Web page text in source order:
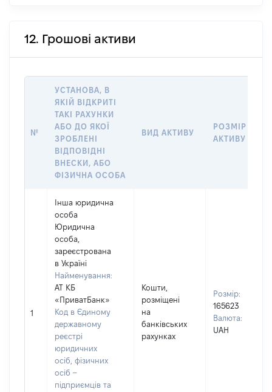
12. Грошові активи
№
УСТАНОВА, В
ЯКІЙ ВІДКРИТІ
ТАКІ РАХУНКИ
АБО ДО ЯКОЇ
ЗРОБЛЕНІ
ВІДПОВІДНІ
ВНЕСКИ, АБО
ФІЗИЧНА ОСОБА
ВИД АКТИВУ
РОЗМІР
АКТИВУ
1
Інша юридична
особа
Юридична
особа,
зареєстрована
в Україні
Найменування:
АТ КБ
«ПриватБанк»
Код в Єдиному
державному
реєстрі
юридичних
осіб, фізичних
осіб –
підприємців та
Кошти,
розміщені
на
банківських
рахунках
Розмір:
165623
Валюта:
UAH